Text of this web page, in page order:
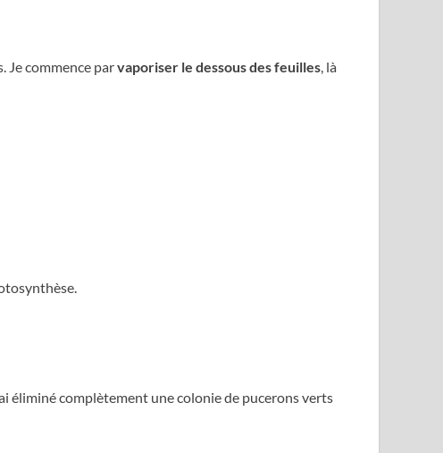
Je commence parvaporiser le dessous des feuilles , là
éliminé complètement une colonie de pucerons verts